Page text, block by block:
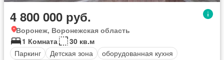
4 800 000 руб.
Воронеж, Воронежская область
1 Комната
30 кв.м
Паркинг
Детская зона
оборудованная кухня